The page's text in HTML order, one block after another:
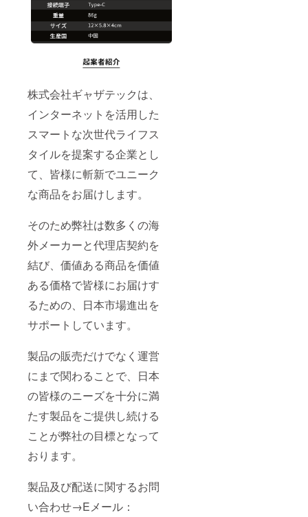
株式会社ギャザテックは、
インターネットを活用した
スマートな次世代ライフス
タイルを提案する企業とし
て、皆様に斬新でユニーク
な商品をお届けします。
そのため弊社は数多くの海
外メーカーと代理店契約を
結び、価値ある商品を価値
ある価格で皆様にお届けす
るための、日本市場進出を
サポートしています。
製品の販売だけでなく運営
にまで関わることで、日本
の皆様のニーズを十分に満
たす製品をご提供し続ける
ことが弊社の目標となって
おります。
製品及び配送に関するお問
い合わせ→Eメール：